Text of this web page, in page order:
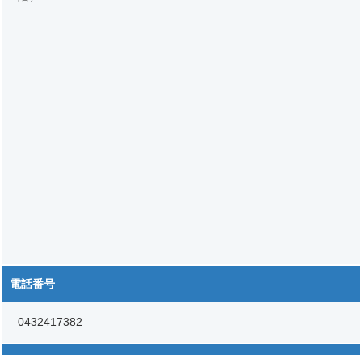
電話番号
0432417382